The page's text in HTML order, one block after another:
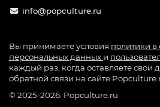
info@popculture.ru
Вы принимаете условия политики
персональных данных и
каждый раз, когда оставляете
обратной связи на сайте
© 2025-2026. Popculture.ru